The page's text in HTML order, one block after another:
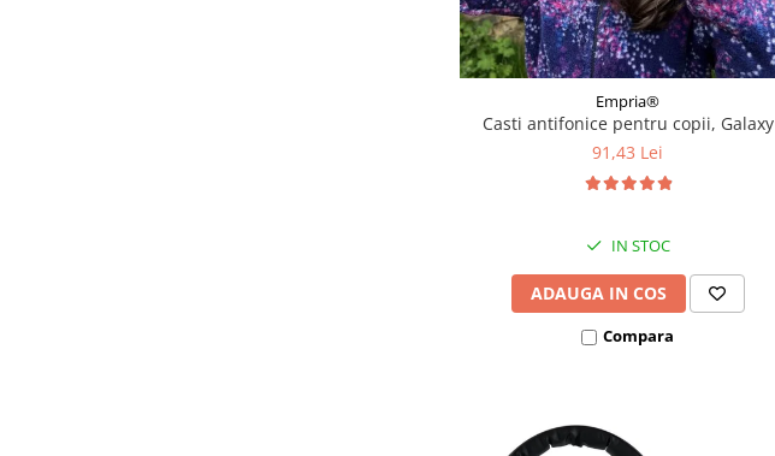
Empria®
Casti antifonice pentru copii, Galaxy
91,43 Lei
IN STOC
ADAUGA IN COS
Compara